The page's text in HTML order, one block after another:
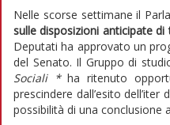
Nelle scorse settimane il
sulle disposizioni anticipate
Deputati ha approvato un
del Senato. Il Gruppo di
Sociali *ha ritenuto
prescindere dall’esito
possibilità di una conclusione